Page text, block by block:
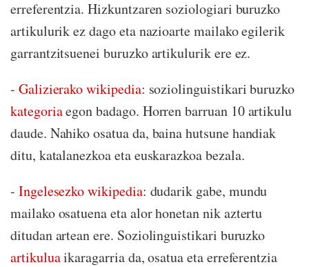
erreferentzia. Hizkuntzaren soziologiari buruzko
artikulurik ez dago eta nazioarte mailako egilerik
garrantzitsuenei buruzko artikulurik ere ez.
- Galizierako wikipedia: soziolinguistikari buruzko
kategoriaegon badago. Horren barruan 10 artikulu
daude. Nahiko osatua da, baina hutsune handiak
ditu, katalanezkoa eta euskarazkoa bezala.
- Ingelesezko wikipedia: dudarik gabe, mundu
mailako osatuena eta alor honetan nik aztertu
ditudan artean ere. Soziolinguistikari buruzko
artikuluaikaragarria da, osatua eta erreferentzia